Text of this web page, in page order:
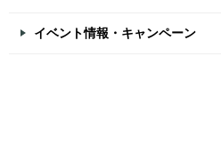
イベント情報・キャンペーン